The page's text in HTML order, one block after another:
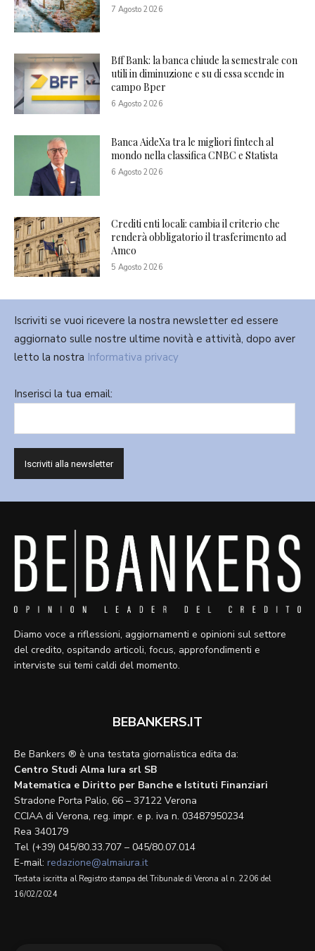
7 Agosto 2026
Bff Bank: la banca chiude la semestrale con
utili in diminuzione e su di essa scende in
campo Bper
6 Agosto 2026
Banca AideXa tra le migliori fintech al
mondo nella classifica CNBC e Statista
6 Agosto 2026
Crediti enti locali: cambia il criterio che
renderà obbligatorio il trasferimento ad
Amco
5 Agosto 2026
Iscriviti se vuoi ricevere la nostra newsletter ed essere
aggiornato sulle nostre ultime novità e attività, dopo aver
letto la nostra Informativa privacy
Inserisci la tua email:
Diamo voce a riflessioni, aggiornamenti e opinioni sul settore
del credito, ospitando articoli, focus, approfondimenti e
interviste sui temi caldi del momento.
BEBANKERS.IT
Be Bankers ® è una testata giornalistica edita da:
Centro Studi Alma Iura srl SB
Matematica e Diritto per Banche e Istituti Finanziari
Stradone Porta Palio, 66 – 37122 Verona
CCIAA di Verona, reg. impr. e p. iva n. 03487950234
Rea 340179
Tel (+39) 045/80.33.707 – 045/80.07.014
E-mail: redazione@almaiura.it
Testata iscritta al Registro stampa del Tribunale di Verona al n. 2206 del
16/02/2024